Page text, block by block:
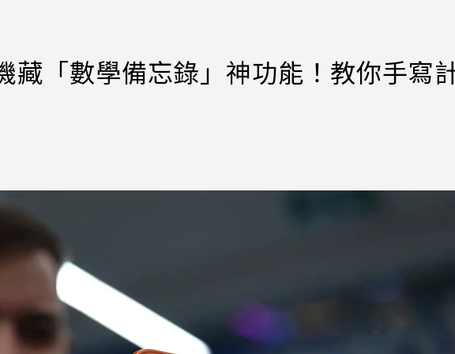
藏「數學備忘錄」神功能！教你手寫